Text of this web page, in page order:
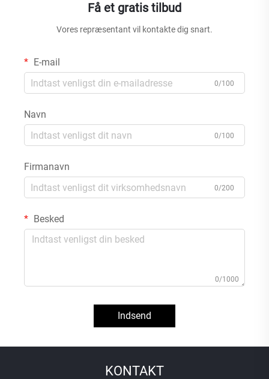
Få et gratis tilbud
Vores repræsentant vil kontakte dig snart.
E-mail
0/100
Navn
0/100
Firmanavn
0/200
Besked
0/1000
Indsend
KONTAKT